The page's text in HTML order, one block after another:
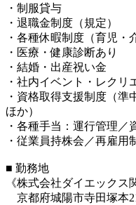
・制服貸与
・退職金制度（規定）
・各種休暇制度（育児・
・医療・健康診断あり
・結婚・出産祝い金
・社内イベント・レクリ
・資格取得支援制度（
ほか）
・各種手当：運行管理／
・従業員持株会／再雇用
■ 勤務地
《株式会社ダイエックス
京都府城陽市寺田塚本